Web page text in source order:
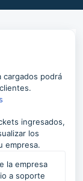
cargados podrá
ingresados,
los
empresa.
la empresa
a soporte